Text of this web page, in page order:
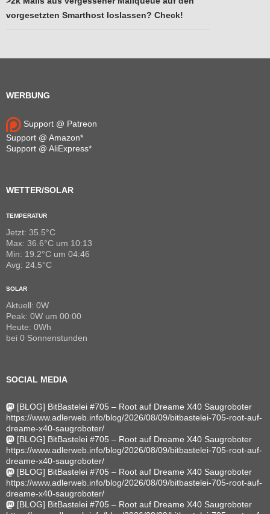
vorgesetzten Smarthost loslassen? Check!
WERBUNG
Support @ Patreon
Support @ Amazon*
Support @ AliExpress*
WETTER/SOLAR
TEMPERATUR
Jetzt: 35.5°C
Max: 36.6°C um 10:13
Min: 19.2°C um 04:46
Avg: 24.5°C
SOLAR
Aktuell: 0W
Peak: 0W um 00:00
Heute: 0Wh
bei 0 Sonnenstunden
SOCIAL MEDIA
[BLOG] BitBastelei #705 – Root auf Dreame X40 Saugroboter
https://www.adlerweb.info/blog/2026/08/09/bitbastelei-705-root-auf-
dreame-x40-saugroboter/
[BLOG] BitBastelei #705 – Root auf Dreame X40 Saugroboter
https://www.adlerweb.info/blog/2026/08/09/bitbastelei-705-root-auf-
dreame-x40-saugroboter/
[BLOG] BitBastelei #705 – Root auf Dreame X40 Saugroboter
https://www.adlerweb.info/blog/2026/08/09/bitbastelei-705-root-auf-
dreame-x40-saugroboter/
[BLOG] BitBastelei #705 – Root auf Dreame X40 Saugroboter